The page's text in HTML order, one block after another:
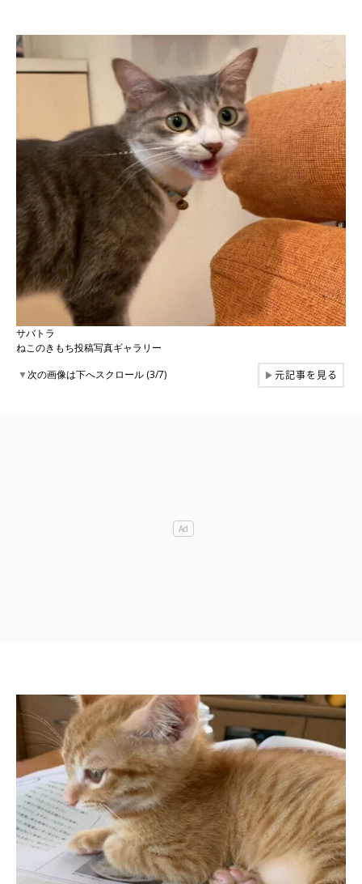
サバトラ
ねこのきもち投稿写真ギャラリー
▼次の画像は下へスクロール (3/7) ▶元記事を見る